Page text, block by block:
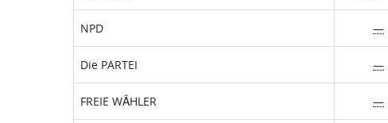
NPD —
Die PARTEI —
FREIE WÄHLER —